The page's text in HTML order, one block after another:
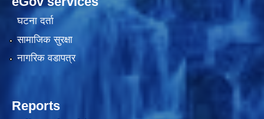
घटना दर्ता
सामाजिक सुरक्षा
नागरिक वडापत्र
Reports